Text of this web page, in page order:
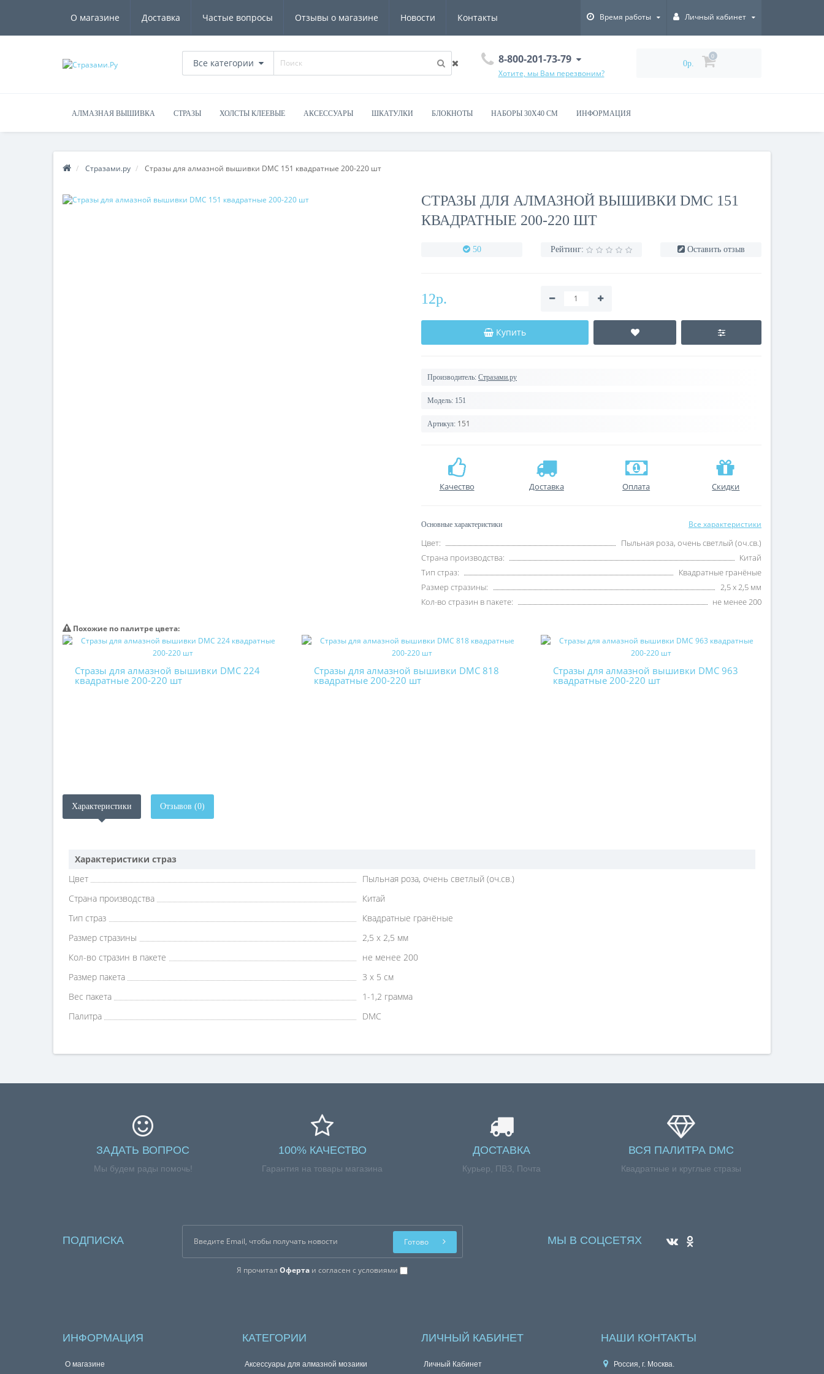
О магазине Доставка Частые вопросы Отзывы о магазине Новости Контакты Время работы Личный кабинет
Все категории 8-800-201-73-79
Хотите, мы Вам перезвоним?
0р.
0
АЛМАЗНАЯ ВЫШИВКА СТРАЗЫ ХОЛСТЫ КЛЕЕВЫЕ АКСЕССУАРЫ ШКАТУЛКИ БЛОКНОТЫ НАБОРЫ 30Х40 СМ ИНФОРМАЦИЯ
Стразами.ру Стразы для алмазной вышивки DMC 151 квадратные 200-220 шт
СТРАЗЫ ДЛЯ АЛМАЗНОЙ ВЫШИВКИ DMC 151
КВАДРАТНЫЕ 200-220 ШТ
50 Рейтинг: Оставить отзыв
12р.
Купить
Производитель: Стразами.ру
Модель: 151
Артикул: 151
Качество Доставка Оплата Скидки
Основные характеристики Все характеристики
Цвет:
Пыльная роза, очень светлый (оч.св.)
Страна производства:
Китай
Тип страз:
Квадратные гранёные
Размер стразины:
2,5 х 2,5 мм
Кол-во стразин в пакете:
не менее 200
Похожие по палитре цвета:
Стразы для алмазной вышивки DMC 224
квадратные 200-220 шт
Стразы для алмазной вышивки DMC 818
квадратные 200-220 шт
Стразы для алмазной вышивки DMC 963
квадратные 200-220 шт
Характеристики Отзывов (0)
Характеристики страз
Цвет
Пыльная роза, очень светлый (оч.св.)
Страна производства
Китай
Тип страз
Квадратные гранёные
Размер стразины
2,5 х 2,5 мм
Кол-во стразин в пакете
не менее 200
Размер пакета
3 х 5 см
Вес пакета
1-1,2 грамма
Палитра
DMC
ЗАДАТЬ ВОПРОС
Мы будем рады помочь!
100% КАЧЕСТВО
Гарантия на товары магазина
ДОСТАВКА
Курьер, ПВЗ, Почта
ВСЯ ПАЛИТРА DMC
Квадратные и круглые стразы
ПОДПИСКА
Я прочиталОферта и согласен с условиями
Готово МЫ В СОЦСЕТЯХ
ИНФОРМАЦИЯ
О магазине
КАТЕГОРИИ
Аксессуары для алмазной мозаики
ЛИЧНЫЙ КАБИНЕТ
Личный Кабинет
НАШИ КОНТАКТЫ
Россия, г. Москва.